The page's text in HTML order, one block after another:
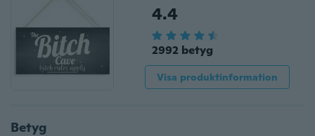
4.4
2992 betyg
Visa produktinformation
Betyg